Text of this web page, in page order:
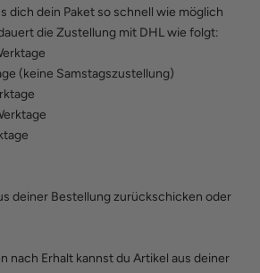
dich dein Paket so schnell wie möglich
die Zustellung mit DHL wie folgt:
(keine Samstagszustellung)
deiner Bestellung zurückschicken oder
nach Erhalt kannst du Artikel aus deiner